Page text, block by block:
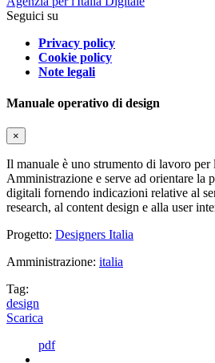
Seguici su
Privacy policy
Cookie policy
Note legali
Manuale operativo di design
×
Il manuale è uno strumento di lavoro per
Amministrazione e serve ad orientare la
digitali fornendo indicazioni relative al
research, al content design e alla user
Progetto: Designers Italia
Amministrazione: italia
Tag:
design
Scarica
pdf